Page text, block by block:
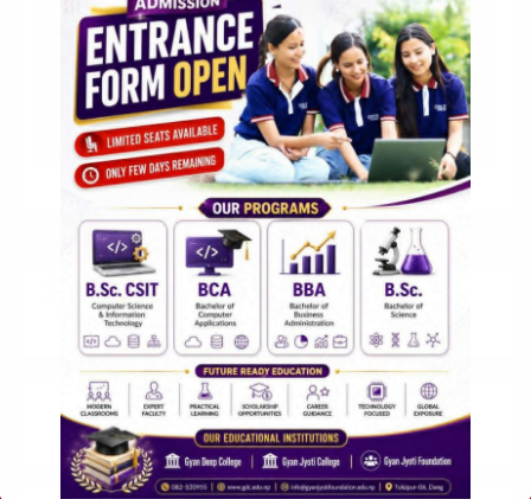
दिवंगत राजपरिवारको सम्झनामा आज दीप
प्रज्वलन कार्यक्रम गरिने
१९ जेष्ठ २०८३, मंगलवार १०:२७ १९ जेष्ठ २०८३, मंगलवार १०:२७ १९ जेष्ठ
२०८३, मंगलवार १०:२७ दोर्ण के.सी.
Sidebar Widget Area